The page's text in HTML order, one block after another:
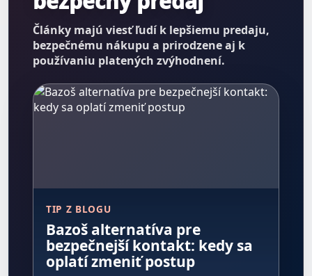
Články majú viesť ľudí k lepšiemu predaju,
bezpečnému nákupu a prirodzene aj k
používaniu platených zvýhodnení.
TIP Z BLOGU
Bazoš alternatíva pre
bezpečnejší kontakt: kedy sa
oplatí zmeniť postup